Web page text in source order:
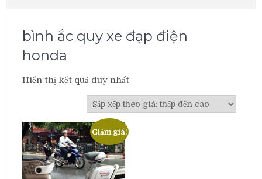
bình ắc quy xe đạp điện
honda
Hiển thị kết quả duy nhất
Giảm giá!